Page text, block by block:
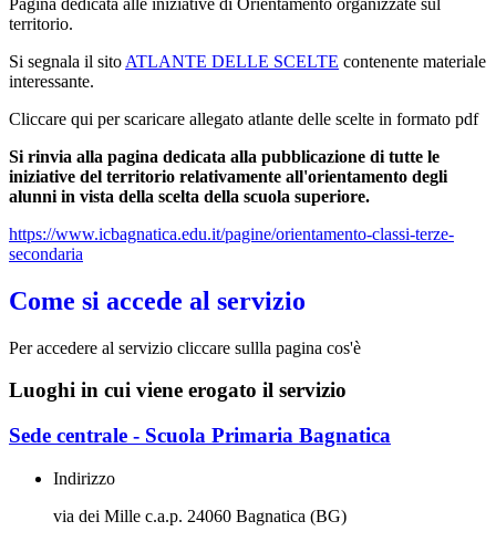
Pagina dedicata alle iniziative di Orientamento organizzate sul
territorio.
Si segnala il sito ATLANTE DELLE SCELTE contenente materiale
interessante.
Cliccare qui per scaricare allegato atlante delle scelte in formato pdf
Si rinvia alla pagina dedicata alla pubblicazione di tutte le
iniziative del territorio relativamente all'orientamento degli
alunni in vista della scelta della scuola superiore.
https://www.icbagnatica.edu.it/pagine/orientamento-classi-terze-
secondaria
Come si accede al servizio
Per accedere al servizio cliccare sullla pagina cos'è
Luoghi in cui viene erogato il servizio
Sede centrale - Scuola Primaria Bagnatica
Indirizzo
via dei Mille c.a.p. 24060 Bagnatica (BG)